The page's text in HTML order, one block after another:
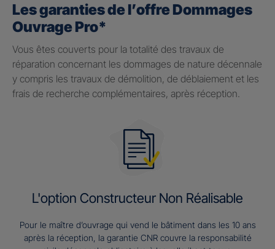
Les garanties de l’offre Dommages
Ouvrage Pro*
Vous êtes couverts pour la totalité des travaux de
réparation concernant les dommages de nature décennale
y compris les travaux de démolition, de déblaiement et les
frais de recherche complémentaires, après réception.
L'option Constructeur Non Réalisable
Pour le maître d’ouvrage qui vend le bâtiment dans les 10 ans
après la réception, la garantie CNR couvre la responsabilité